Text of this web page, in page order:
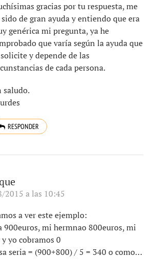
gracias por tu respuesta, me
de gran ayuda y entiendo que era
genérica mi pregunta, ya he
que varía según la ayuda que
y depende de las
de cada persona.
saludo.
RESPONDER
2015 a las 10:45
a ver este ejemplo:
900euros, mi hermnao 800euros, mi
yo cobramos 0
seria = (900+800) / 5 = 340 o como…